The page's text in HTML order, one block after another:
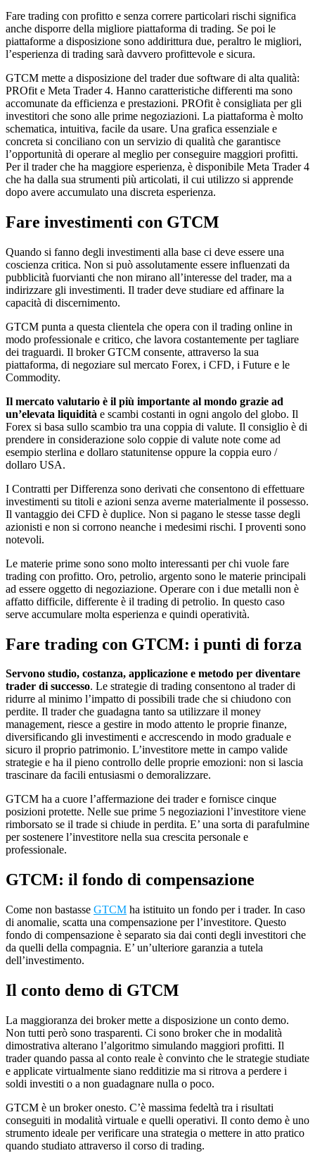
Fare trading con profitto e senza correre particolari rischi significa
anche disporre della migliore piattaforma di trading. Se poi le
piattaforme a disposizione sono addirittura due, peraltro le migliori,
l’esperienza di trading sarà davvero profittevole e sicura.
GTCM mette a disposizione del trader due software di alta qualità:
PROfit e Meta Trader 4. Hanno caratteristiche differenti ma sono
accomunate da efficienza e prestazioni. PROfit è consigliata per gli
investitori che sono alle prime negoziazioni. La piattaforma è molto
schematica, intuitiva, facile da usare. Una grafica essenziale e
concreta si conciliano con un servizio di qualità che garantisce
l’opportunità di operare al meglio per conseguire maggiori profitti.
Per il trader che ha maggiore esperienza, è disponibile Meta Trader 4
che ha dalla sua strumenti più articolati, il cui utilizzo si apprende
dopo avere accumulato una discreta esperienza.
Fare investimenti con GTCM
Quando si fanno degli investimenti alla base ci deve essere una
coscienza critica. Non si può assolutamente essere influenzati da
pubblicità fuorvianti che non mirano all’interesse del trader, ma a
indirizzare gli investimenti. Il trader deve studiare ed affinare la
capacità di discernimento.
GTCM punta a questa clientela che opera con il trading online in
modo professionale e critico, che lavora costantemente per tagliare
dei traguardi. Il broker GTCM consente, attraverso la sua
piattaforma, di negoziare sul mercato Forex, i CFD, i Future e le
Commodity.
Il mercato valutario è il più importante al mondo grazie ad
un’elevata liquidità e scambi costanti in ogni angolo del globo. Il
Forex si basa sullo scambio tra una coppia di valute. Il consiglio è di
prendere in considerazione solo coppie di valute note come ad
esempio sterlina e dollaro statunitense oppure la coppia euro /
dollaro USA.
I Contratti per Differenza sono derivati che consentono di effettuare
investimenti su titoli e azioni senza averne materialmente il possesso.
Il vantaggio dei CFD è duplice. Non si pagano le stesse tasse degli
azionisti e non si corrono neanche i medesimi rischi. I proventi sono
notevoli.
Le materie prime sono sono molto interessanti per chi vuole fare
trading con profitto. Oro, petrolio, argento sono le materie principali
ad essere oggetto di negoziazione. Operare con i due metalli non è
affatto difficile, differente è il trading di petrolio. In questo caso
serve accumulare molta esperienza e quindi operatività.
Fare trading con GTCM: i punti di forza
Servono studio, costanza, applicazione e metodo per diventare
trader di successo. Le strategie di trading consentono al trader di
ridurre al minimo l’impatto di possibili trade che si chiudono con
perdite. Il trader che guadagna tanto sa utilizzare il money
management, riesce a gestire in modo attento le proprie finanze,
diversificando gli investimenti e accrescendo in modo graduale e
sicuro il proprio patrimonio. L’investitore mette in campo valide
strategie e ha il pieno controllo delle proprie emozioni: non si lascia
trascinare da facili entusiasmi o demoralizzare.
GTCM ha a cuore l’affermazione dei trader e fornisce cinque
posizioni protette. Nelle sue prime 5 negoziazioni l’investitore viene
rimborsato se il trade si chiude in perdita. E’ una sorta di parafulmine
per sostenere l’investitore nella sua crescita personale e
professionale.
GTCM: il fondo di compensazione
Come non bastasse GTCM ha istituito un fondo per i trader. In caso
di anomalie, scatta una compensazione per l’investitore. Questo
fondo di compensazione è separato sia dai conti degli investitori che
da quelli della compagnia. E’ un’ulteriore garanzia a tutela
dell’investimento.
Il conto demo di GTCM
La maggioranza dei broker mette a disposizione un conto demo.
Non tutti però sono trasparenti. Ci sono broker che in modalità
dimostrativa alterano l’algoritmo simulando maggiori profitti. Il
trader quando passa al conto reale è convinto che le strategie studiate
e applicate virtualmente siano redditizie ma si ritrova a perdere i
soldi investiti o a non guadagnare nulla o poco.
GTCM è un broker onesto. C’è massima fedeltà tra i risultati
conseguiti in modalità virtuale e quelli operativi. Il conto demo è uno
strumento ideale per verificare una strategia o mettere in atto pratico
quando studiato attraverso il corso di trading.